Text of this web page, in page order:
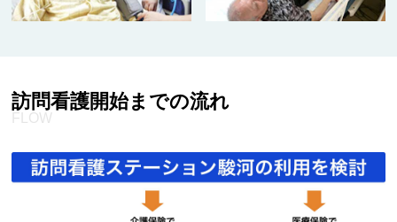
訪問看護開始までの流れ
FLOW